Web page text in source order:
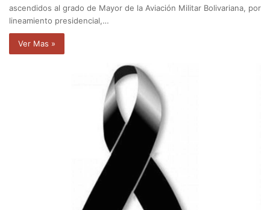
ascendidos al grado de Mayor de la Aviación Militar Bolivariana, por
lineamiento presidencial,…
Ver Mas »